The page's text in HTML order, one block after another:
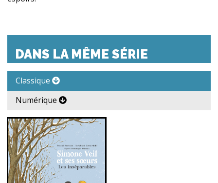
DANS LA MÊME SÉRIE
Classique
Numérique